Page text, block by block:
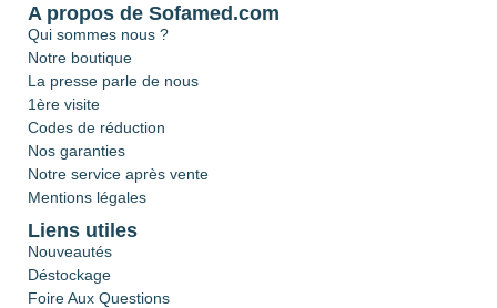
A propos de Sofamed.com
Qui sommes nous ?
Notre boutique
La presse parle de nous
1ère visite
Codes de réduction
Nos garanties
Notre service après vente
Mentions légales
Liens utiles
Nouveautés
Déstockage
Foire Aux Questions